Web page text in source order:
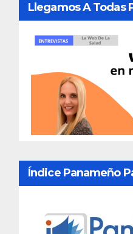
Llegamos A Todas
Índice Panameño